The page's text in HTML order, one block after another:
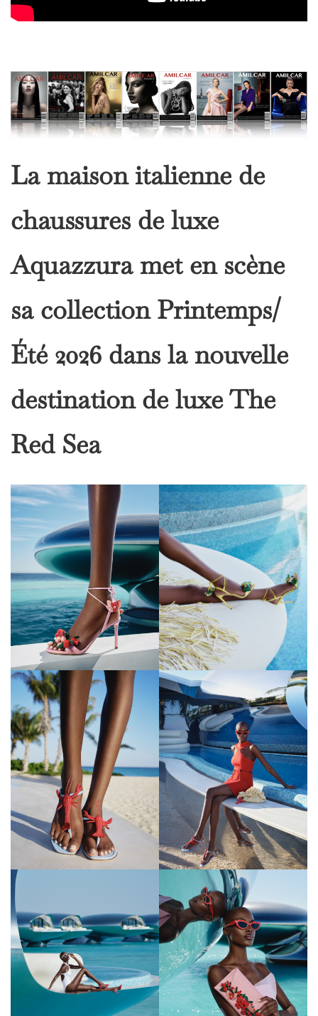
La maison italienne de
chaussures de luxe
Aquazzura met en scène
sa collection Printemps/
Été 2026 dans la nouvelle
destination de luxe The
Red Sea